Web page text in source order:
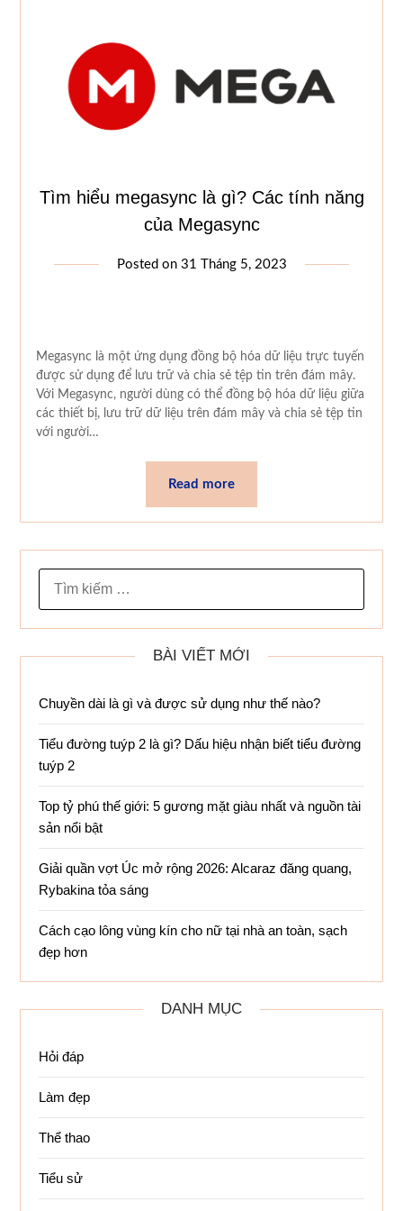
Tìm hiểu megasync là gì? Các tính năng
của Megasync
Posted on 31 Tháng 5, 2023
Megasync là một ứng dụng đồng bộ hóa dữ liệu trực tuyến
được sử dụng để lưu trữ và chia sẻ tệp tin trên đám mây.
Với Megasync, người dùng có thể đồng bộ hóa dữ liệu giữa
các thiết bị, lưu trữ dữ liệu trên đám mây và chia sẻ tệp tin
với người…
Read more
BÀI VIẾT MỚI
Chuyền dài là gì và được sử dụng như thế nào?
Tiểu đường tuýp 2 là gì? Dấu hiệu nhận biết tiểu đường
tuýp 2
Top tỷ phú thế giới: 5 gương mặt giàu nhất và nguồn tài
sản nổi bật
Giải quần vợt Úc mở rộng 2026: Alcaraz đăng quang,
Rybakina tỏa sáng
Cách cạo lông vùng kín cho nữ tại nhà an toàn, sạch
đẹp hơn
DANH MỤC
Hỏi đáp
Làm đẹp
Thể thao
Tiểu sử